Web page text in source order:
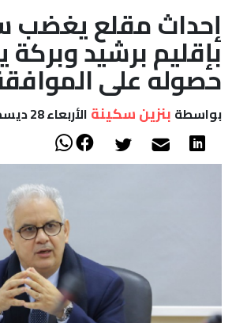
الصحراء
إحداث مقلع يغضب
بإقليم برشيد وبركة
حصوله على
بواسطة بنزين سكينة الأربعاء 28 ديسمبر, 2022 - 05:41